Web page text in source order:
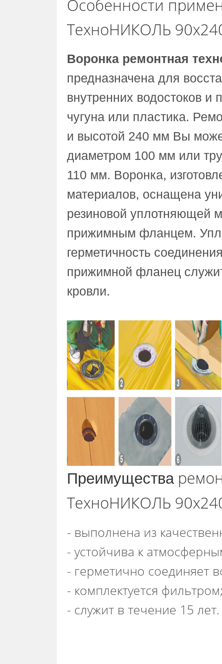
Особенности
ТехноНИКОЛЬ
Воронка ремонтная
предназначена для
внутренних водостоков и
чугуна или пластика.
и высотой 240 мм Вы
диаметром 100 мм или
110 мм. Воронка,
материалов, оснащена
резиновой уплотняющей
прижимным фланцем.
герметичность
прижимной фланец
кровли.
Преимущества
ТехноНИКОЛЬ
- выполнена из
- устойчива к
- герметично соединяет
- комплектуется
- служит в течение 15 лет.